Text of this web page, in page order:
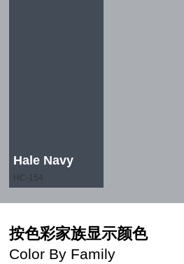
Hale Navy
HC-154
按色彩家族显示颜色
Color By Family